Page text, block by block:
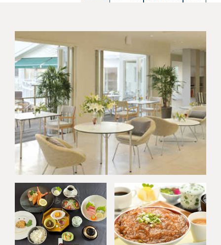
クルーシップ事務局からのお知らせ
Copyright © KESENNUMA CREW SHIP All rights reserved.